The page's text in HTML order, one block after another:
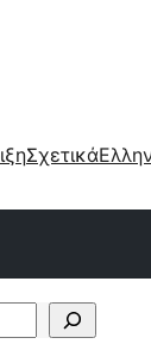
Σχετικά